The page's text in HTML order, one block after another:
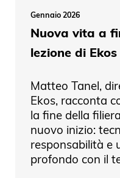
Gennaio 2026
Nuova vita a
lezione di Ekos
Matteo Tanel,
Ekos, racconta
la fine della
nuovo inizio:
responsabilità e
profondo con il